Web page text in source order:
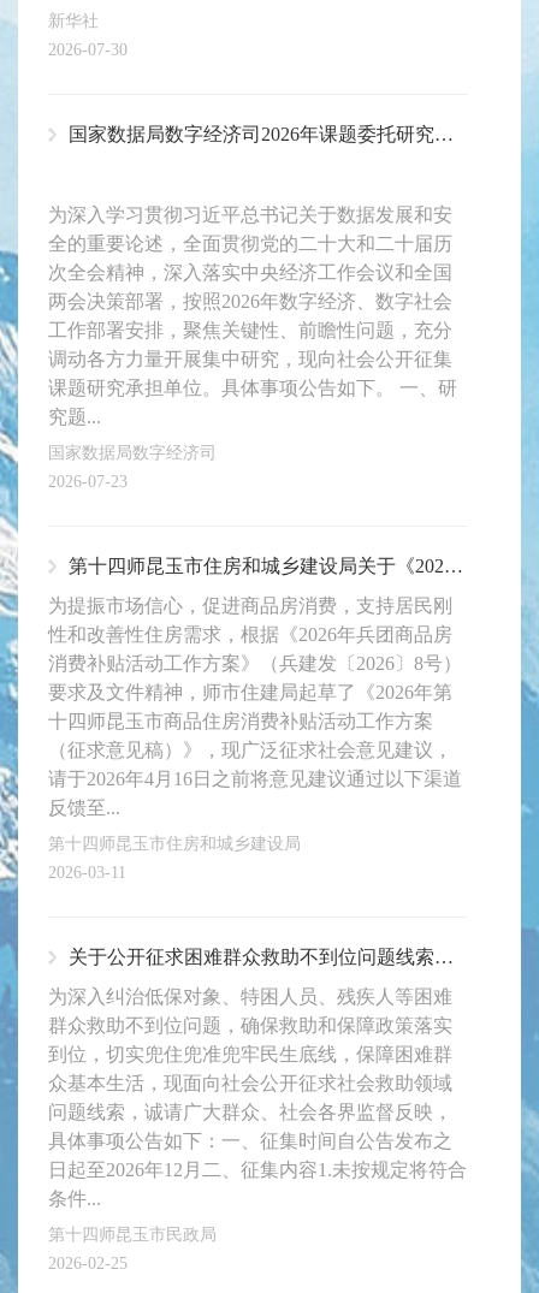
新华社
2026-07-30
国家数据局数字经济司2026年课题委托研究征集公告
为深入学习贯彻习近平总书记关于数据发展和安
全的重要论述，全面贯彻党的二十大和二十届历
次全会精神，深入落实中央经济工作会议和全国
两会决策部署，按照2026年数字经济、数字社会
工作部署安排，聚焦关键性、前瞻性问题，充分
调动各方力量开展集中研究，现向社会公开征集
课题研究承担单位。具体事项公告如下。 一、研
究题...
国家数据局数字经济司
2026-07-23
第十四师昆玉市住房和城乡建设局关于《2026年第十四师昆玉市商品住房消费补贴活动工作方案（征求意见稿）》公开征求意见的通知
为提振市场信心，促进商品房消费，支持居民刚
性和改善性住房需求，根据《2026年兵团商品房
消费补贴活动工作方案》（兵建发〔2026〕8号）
要求及文件精神，师市住建局起草了《2026年第
十四师昆玉市商品住房消费补贴活动工作方案
（征求意见稿）》，现广泛征求社会意见建议，
请于2026年4月16日之前将意见建议通过以下渠道
反馈至...
第十四师昆玉市住房和城乡建设局
2026-03-11
关于公开征求困难群众救助不到位问题线索的公告
为深入纠治低保对象、特困人员、残疾人等困难
群众救助不到位问题，确保救助和保障政策落实
到位，切实兜住兜准兜牢民生底线，保障困难群
众基本生活，现面向社会公开征求社会救助领域
问题线索，诚请广大群众、社会各界监督反映，
具体事项公告如下：一、征集时间自公告发布之
日起至2026年12月二、征集内容1.未按规定将符合
条件...
第十四师昆玉市民政局
2026-02-25